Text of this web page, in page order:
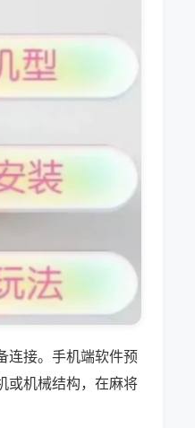
连接。手机端软件预
或机械结构，在麻将